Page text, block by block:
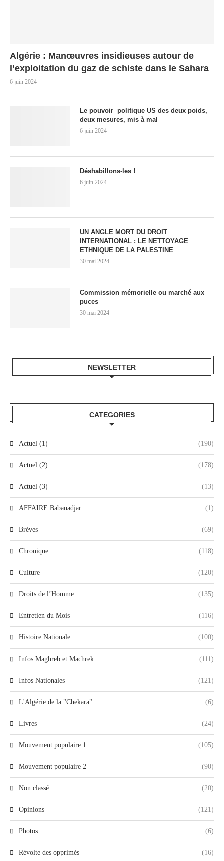
Algérie : Manœuvres insidieuses autour de
l’exploitation du gaz de schiste dans le Sahara
6 juin 2024
Le pouvoir politique US des deux poids,
deux mesures, mis à mal
6 juin 2024
Déshabillons-les !
6 juin 2024
UN ANGLE MORT DU DROIT
INTERNATIONAL : LE NETTOYAGE
ETHNIQUE DE LA PALESTINE
30 mai 2024
Commission mémorielle ou marché aux
puces
30 mai 2024
NEWSLETTER
CATEGORIES
Actuel (1) (190)
Actuel (2) (178)
Actuel (3) (13)
AFFAIRE Babanadjar (1)
Brèves (69)
Chronique (118)
Culture (120)
Droits de l’Homme (135)
Entretien du Mois (116)
Histoire Nationale (100)
Infos Maghreb et Machrek (111)
Infos Nationales (121)
L'Algérie de la "Chekara" (6)
Livres (24)
Mouvement populaire 1 (105)
Mouvement populaire 2 (90)
Non classé (20)
Opinions (121)
Photos (6)
Révolte des opprimés (16)